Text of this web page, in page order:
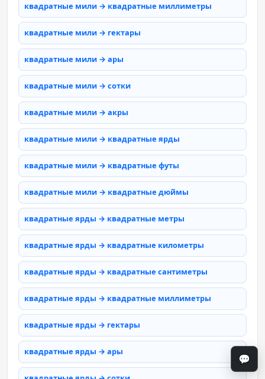
квадратные мили → квадратные миллиметры
квадратные мили → гектары
квадратные мили → ары
квадратные мили → сотки
квадратные мили → акры
квадратные мили → квадратные ярды
квадратные мили → квадратные футы
квадратные мили → квадратные дюймы
квадратные ярды → квадратные метры
квадратные ярды → квадратные километры
квадратные ярды → квадратные сантиметры
квадратные ярды → квадратные миллиметры
квадратные ярды → гектары
квадратные ярды → ары
💬